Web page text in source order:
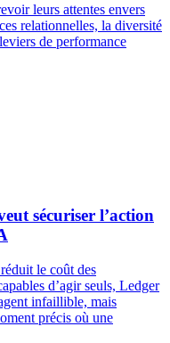
leurs attentes envers
relationnelles, la diversité
de performance
sécuriser l’action
le coût des
d’agir seuls, Ledger
infaillible, mais
précis où une